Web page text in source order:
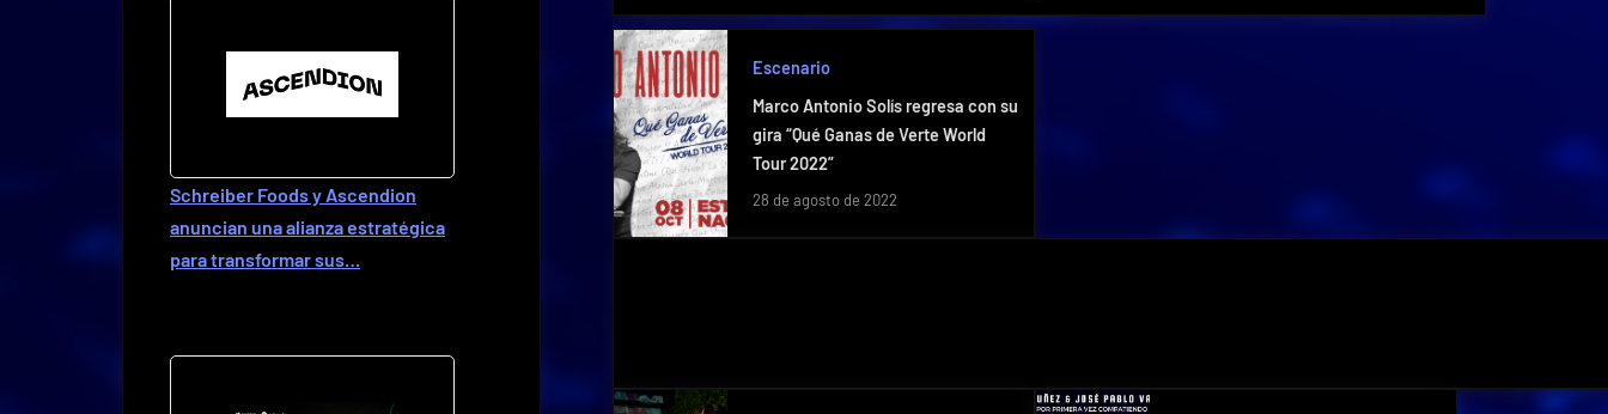
Escenario
Marco Antonio Solís regresa con su
gira “Qué Ganas de Verte World
Tour 2022”
28 de agosto de 2022
Schreiber Foods y Ascendion
anuncian una alianza estratégica
para transformar sus…